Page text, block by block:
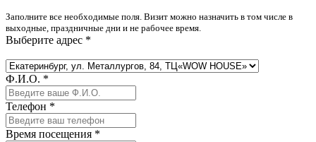
Заполните все необходимые поля. Визит можно назначить в том числе в
выходные, праздничные дни и не рабочее время.
Выберите адрес *
Ф.И.О. *
Телефон *
Время посещения *